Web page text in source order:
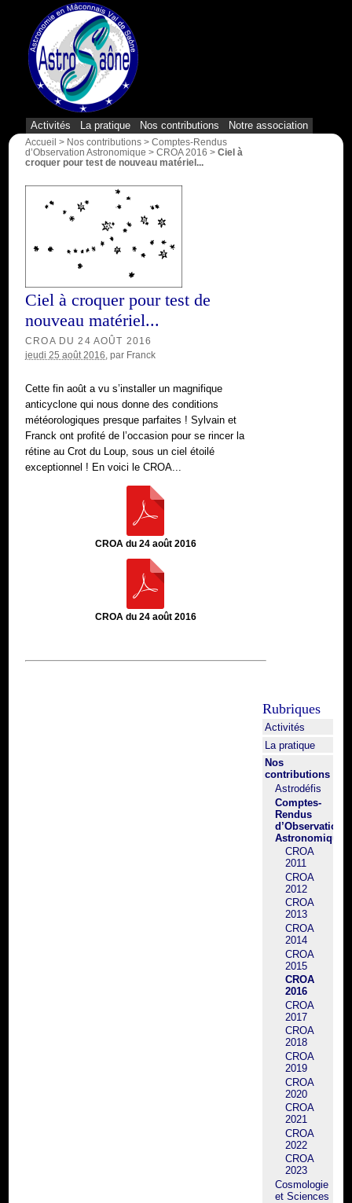
Activités La pratique Nos contributions Notre association
Accueil > Nos contributions > Comptes-Rendus
d’Observation Astronomique > CROA 2016 > Ciel à
croquer pour test de nouveau matériel...
Ciel à croquer pour test de
nouveau matériel...
CROA DU 24 AOÛT 2016
jeudi 25 août 2016 , par Franck
Cette fin août a vu s’installer un magnifique
anticyclone qui nous donne des conditions
météorologiques presque parfaites ! Sylvain et
Franck ont profité de l’occasion pour se rincer la
rétine au Crot du Loup, sous un ciel étoilé
exceptionnel ! En voici le CROA...
CROA du 24 août 2016
CROA du 24 août 2016
Rubriques
Activités
La pratique
Nos
contributions
Astrodéfis
Comptes-
Rendus
d’Observation
Astronomique
CROA
2011
CROA
2012
CROA
2013
CROA
2014
CROA
2015
CROA
2016
CROA
2017
CROA
2018
CROA
2019
CROA
2020
CROA
2021
CROA
2022
CROA
2023
Cosmologie
et Sciences